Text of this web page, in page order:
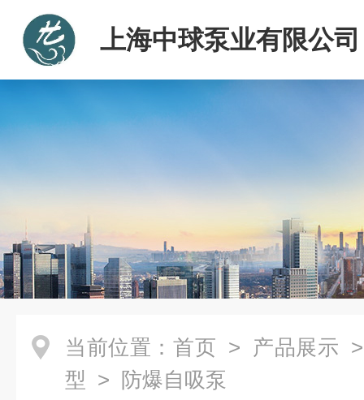
上海中球泵业有限公司
当前位置： 首页 > 产品展示
型 > 防爆自吸泵